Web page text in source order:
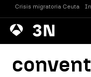
Crisis migratoria Ceuta
Antena
3 Noticias